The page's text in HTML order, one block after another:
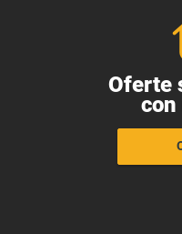
Oferte
con